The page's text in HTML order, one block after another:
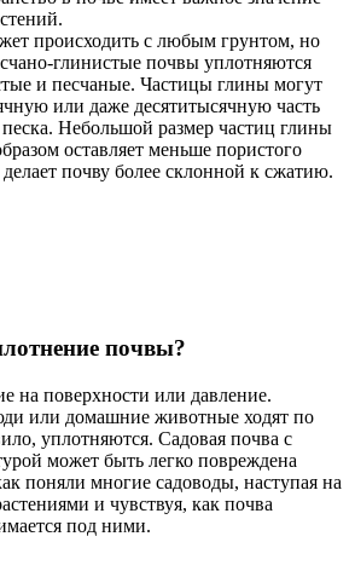
происходить с любым грунтом, но
глинистые почвы уплотняются
и песчаные. Частицы глины могут
или даже десятитысячную часть
песка. Небольшой размер частиц глины
оставляет меньше пористого
почву более склонной к сжатию.
почвы?
на поверхности или давление.
или домашние животные ходят по
уплотняются. Садовая почва с
может быть легко повреждена
поняли многие садоводы, наступая на
и чувствуя, как почва
под ними.